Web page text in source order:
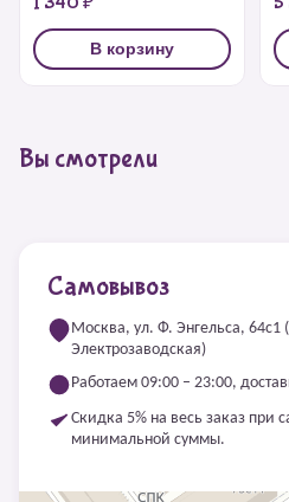
В корзину
Вы смотрели
Самовывоз
Москва, ул. Ф. Энгельса, 64с1
Электрозаводская)
Работаем 09:00 – 23:00,
Скидка 5% на весь заказ при
минимальной суммы.